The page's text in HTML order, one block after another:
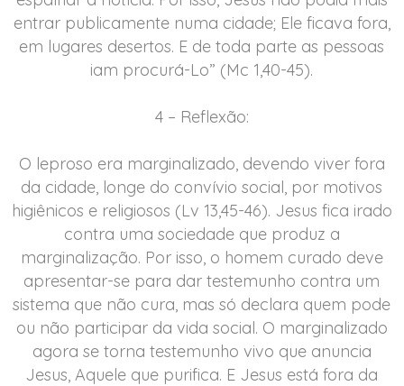
entrar publicamente numa cidade; Ele ficava fora,
em lugares desertos. E de toda parte as pessoas
iam procurá-Lo” (Mc 1,40-45).
4 – Reflexão:
O leproso era marginalizado, devendo viver fora
da cidade, longe do convívio social, por motivos
higiênicos e religiosos (Lv 13,45-46). Jesus fica irado
contra uma sociedade que produz a
marginalização. Por isso, o homem curado deve
apresentar-se para dar testemunho contra um
sistema que não cura, mas só declara quem pode
ou não participar da vida social. O marginalizado
agora se torna testemunho vivo que anuncia
Jesus, Aquele que purifica. E Jesus está fora da